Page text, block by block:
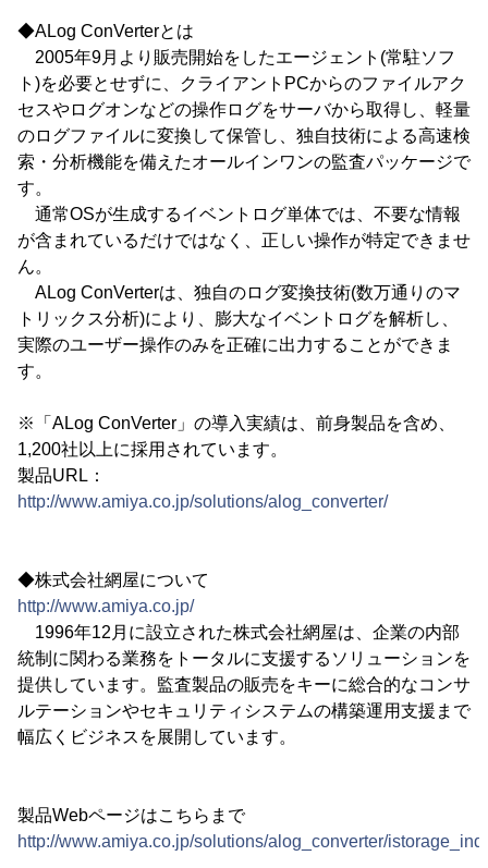
◆ALog ConVerterとは
2005年9月より販売開始をしたエージェント(常駐ソフ
ト)を必要とせずに、クライアントPCからのファイルアク
セスやログオンなどの操作ログをサーバから取得し、軽量
のログファイルに変換して保管し、独自技術による高速検
索・分析機能を備えたオールインワンの監査パッケージで
す。
通常OSが生成するイベントログ単体では、不要な情報
が含まれているだけではなく、正しい操作が特定できませ
ん。
ALog ConVerterは、独自のログ変換技術(数万通りのマ
トリックス分析)により、膨大なイベントログを解析し、
実際のユーザー操作のみを正確に出力することができま
す。
※「ALog ConVerter」の導入実績は、前身製品を含め、
1,200社以上に採用されています。
製品URL：
http://www.amiya.co.jp/solutions/alog_converter/
◆株式会社網屋について
http://www.amiya.co.jp/
1996年12月に設立された株式会社網屋は、企業の内部
統制に関わる業務をトータルに支援するソリューションを
提供しています。監査製品の販売をキーに総合的なコンサ
ルテーションやセキュリティシステムの構築運用支援まで
幅広くビジネスを展開しています。
製品Webページはこちらまで
http://www.amiya.co.jp/solutions/alog_converter/